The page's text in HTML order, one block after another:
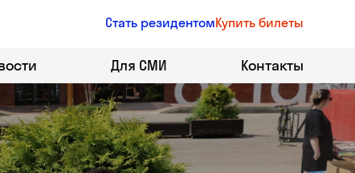
Стать резидентомКупить билеты
Для СМИ Контакты